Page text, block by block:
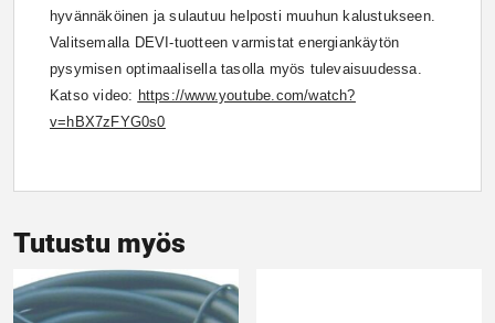
hyvännäköinen ja sulautuu helposti muuhun kalustukseen.
Valitsemalla DEVI-tuotteen varmistat energiankäytön
pysymisen optimaalisella tasolla myös tulevaisuudessa.
Katso video: https://www.youtube.com/watch?
v=hBX7zFYG0s0
Tutustu myös